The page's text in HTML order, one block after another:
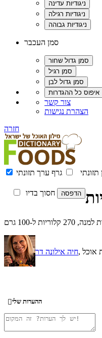
סמן העכבר
צור קשר
הצהרת נגישות
חזרה
תזונתי גרף ערך תזונתי
חסוך בדיו
חיה אילונה דר אוכל
ההערות שלי